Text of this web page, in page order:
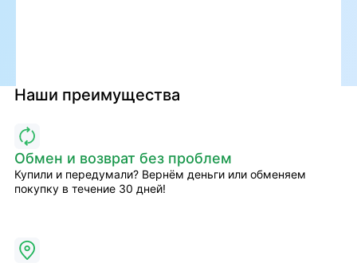
Наши преимущества
Обмен и возврат без проблем
Купили и передумали? Вернём деньги или обменяем
покупку в течение 30 дней!